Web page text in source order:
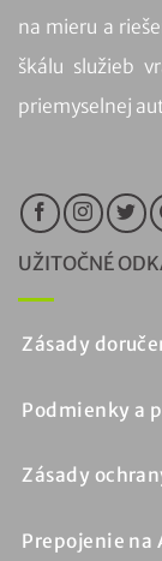
na mieru a
škálu služieb
priemyselnej
UŽITOČNÉ
Zásady
Podmienky a
Zásady
Prepojenie na